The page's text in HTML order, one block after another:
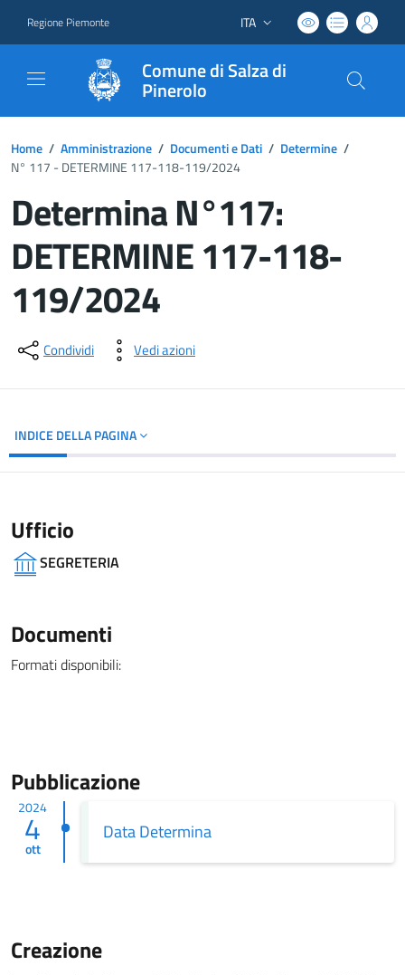
Regione Piemonte Lingua attiva:
ITA
Comune di Salza di
Pinerolo
Home / Amministrazione / Documenti e Dati / Determine /
N° 117 - DETERMINE 117-118-119/2024
Determina N°117:
DETERMINE 117-118-
119/2024
Dettagli del documento
Condividi Vedi azioni
INDICE DELLA PAGINA
Ufficio
SEGRETERIA
Documenti
Formati disponibili:
Pubblicazione
2024
4
ott
Data Determina
Creazione